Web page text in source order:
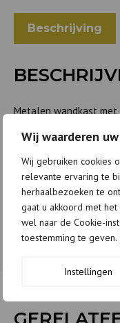
Wij waarderen
Wij gebruiken cookies
relevante ervaring te
herhaalbezoeken te
gaat u akkoord met het
wel naar de Cookie-
toestemming te geven.
Instellingen
Beschrijving
Metalen wandkast met
zand.
H131 x B90 x D40 cm
*Neem contact op voor